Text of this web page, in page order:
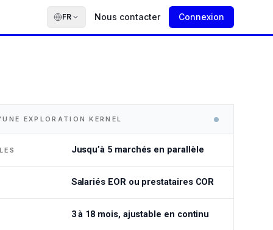
FR Nous contacter Connexion
EXPLORATION KERNEL
Jusqu’à 5 marchés en parallèle
Salariés EOR ou prestataires COR
3 à 18 mois, ajustable en continu